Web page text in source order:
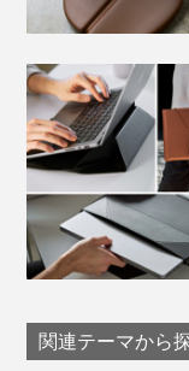
関連テーマから